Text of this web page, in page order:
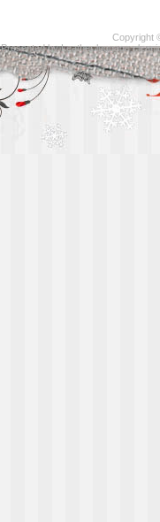
Copyright
Presented byLeather luggage